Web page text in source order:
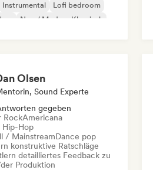
Instrumental
Lofi bedroom
Neo / Modern Klassisch
Olsen
Sound Experte
gegeben
RockAmericana
Hop
/ MainstreamDance pop
konstruktive Ratschläge
detailliertes Feedback zu
Produktion